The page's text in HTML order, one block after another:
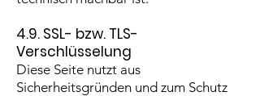
4.9. SSL- bzw. TLS-
Verschlüsselung
Diese Seite nutzt aus
Sicherheitsgründen und zum Schutz